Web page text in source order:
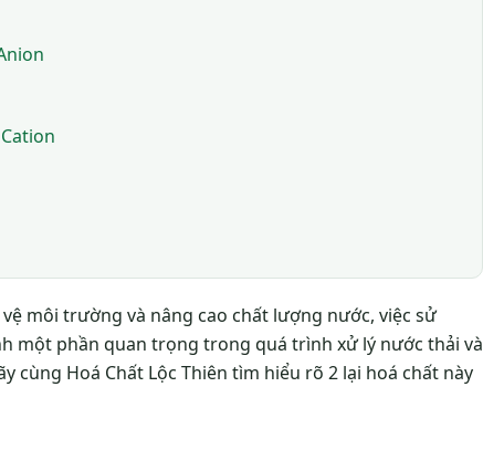
môi trường và nâng cao chất lượng nước, việc sử
một phần quan trọng trong quá trình xử lý nước thải và
cùng Hoá Chất Lộc Thiên tìm hiểu rõ 2 lại hoá chất này